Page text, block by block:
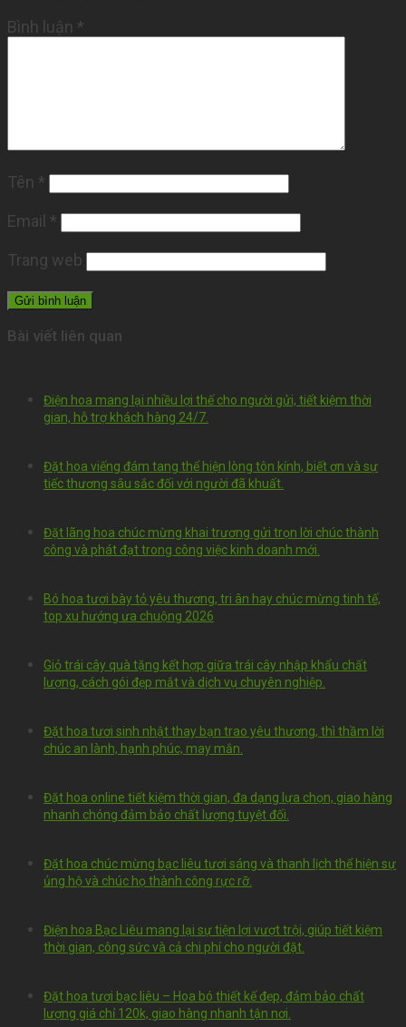
Bình luận *
Tên *
Email *
Trang web
Bài viết liên quan
Điện hoa mang lại nhiều lợi thế cho người gửi, tiết kiệm thời
gian, hỗ trợ khách hàng 24/7.
Đặt hoa viếng đám tang thể hiện lòng tôn kính, biết ơn và sự
tiếc thương sâu sắc đối với người đã khuất.
Đặt lãng hoa chúc mừng khai trương gửi trọn lời chúc thành
công và phát đạt trong công việc kinh doanh mới.
Bó hoa tươi bày tỏ yêu thương, tri ân hay chúc mừng tinh tế,
top xu hướng ưa chuộng 2026
Giỏ trái cây quà tặng kết hợp giữa trái cây nhập khẩu chất
lượng, cách gói đẹp mắt và dịch vụ chuyên nghiệp.
Đặt hoa tươi sinh nhật thay bạn trao yêu thương, thì thầm lời
chúc an lành, hạnh phúc, may mắn.
Đặt hoa online tiết kiệm thời gian, đa dạng lựa chọn, giao hàng
nhanh chóng đảm bảo chất lượng tuyệt đối.
Đặt hoa chúc mừng bạc liêu tươi sáng và thanh lịch thể hiện sự
ủng hộ và chúc họ thành công rực rỡ.
Điện hoa Bạc Liêu mang lại sự tiện lợi vượt trội, giúp tiết kiệm
thời gian, công sức và cả chi phí cho người đặt.
Đặt hoa tươi bạc liêu – Hoa bó thiết kế đẹp, đảm bảo chất
lượng giá chỉ 120k, giao hàng nhanh tận nơi.